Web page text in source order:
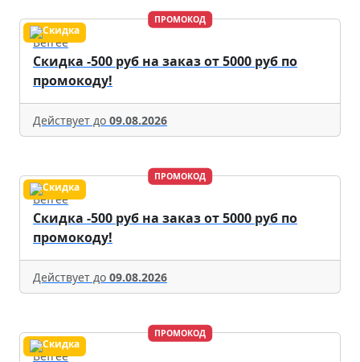
ПРОМОКОД
Befree
Скидка -500 руб на заказ от 5000 руб по
промокоду!
Действует до 09.08.2026
ПРОМОКОД
Befree
Скидка -500 руб на заказ от 5000 руб по
промокоду!
Действует до 09.08.2026
ПРОМОКОД
Befree